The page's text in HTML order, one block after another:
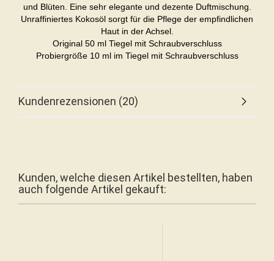
und Blüten. Eine sehr elegante und dezente Duftmischung.
Unraffiniertes Kokosöl sorgt für die Pflege der empfindlichen
Haut in der Achsel.
Original 50 ml Tiegel mit Schraubverschluss
Probiergröße 10 ml im Tiegel mit Schraubverschluss
Kundenrezensionen (20)
Kunden, welche diesen Artikel bestellten, haben
auch folgende Artikel gekauft: